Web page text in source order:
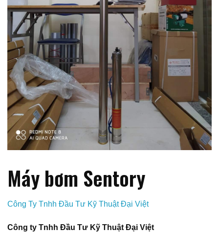
Máy bơm Sentory
Công Ty Tnhh Đầu Tư Kỹ Thuật Đại Việt
Công ty Tnhh Đầu Tư Kỹ Thuật Đại Việt